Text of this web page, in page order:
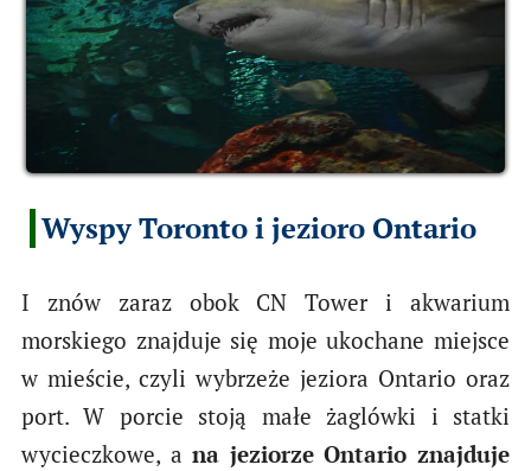
Wyspy Toronto i jezioro Ontario
I znów zaraz obok CN Tower i akwarium
morskiego znajduje się moje ukochane miejsce
w mieście, czyli wybrzeże jeziora Ontario oraz
port. W porcie stoją małe żaglówki i statki
wycieczkowe, ana jeziorze Ontario znajduje